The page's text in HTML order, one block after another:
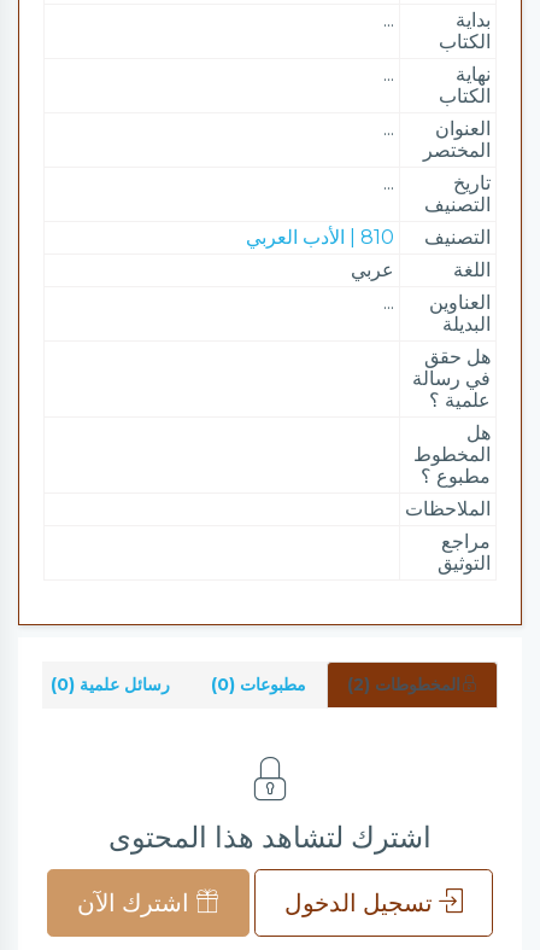
بداية
الكتاب
...
نهاية
الكتاب
...
العنوان
المختصر
...
تاريخ
التصنيف
...
التصنيف
810 | الأدب العربي
اللغة
عربي
العناوين
البديلة
...
هل حقق
في رسالة
علمية ؟
هل
المخطوط
مطبوع ؟
الملاحظات
مراجع
التوثيق
المخطوطات (2) مطبوعات (0) رسائل علمية (0)
اشترك لتشاهد هذا المحتوى
تسجيل الدخول اشترك الآن